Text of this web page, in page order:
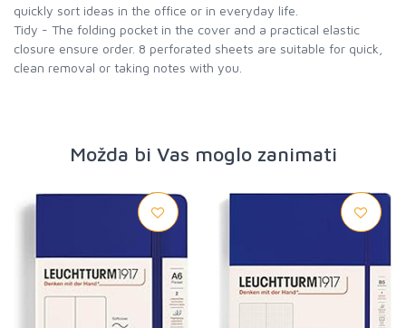
quickly sort ideas in the office or in everyday life.
Tidy - The folding pocket in the cover and a practical elastic
closure ensure order. 8 perforated sheets are suitable for quick,
clean removal or taking notes with you.
Možda bi Vas moglo zanimati